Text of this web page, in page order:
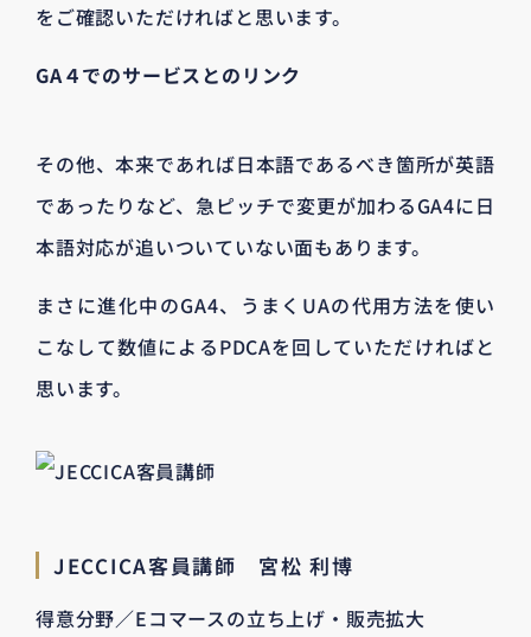
をご確認いただければと思います。
GA４でのサービスとのリンク
その他、本来であれば日本語であるべき箇所が英語
であったりなど、急ピッチで変更が加わるGA4に日
本語対応が追いついていない面もあります。
まさに進化中のGA4、うまくUAの代用方法を使い
こなして数値によるPDCAを回していただければと
思います。
JECCICA客員講師 宮松 利博
得意分野／Eコマースの立ち上げ・販売拡大